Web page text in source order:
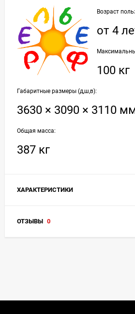
Возраст
от 4
100 кг
Габаритные размеры (д,ш,в):
3630 × 3090 × 3110
Общая масса:
387 кг
ХАРАКТЕРИСТИКИ
ОТЗЫВЫ 0